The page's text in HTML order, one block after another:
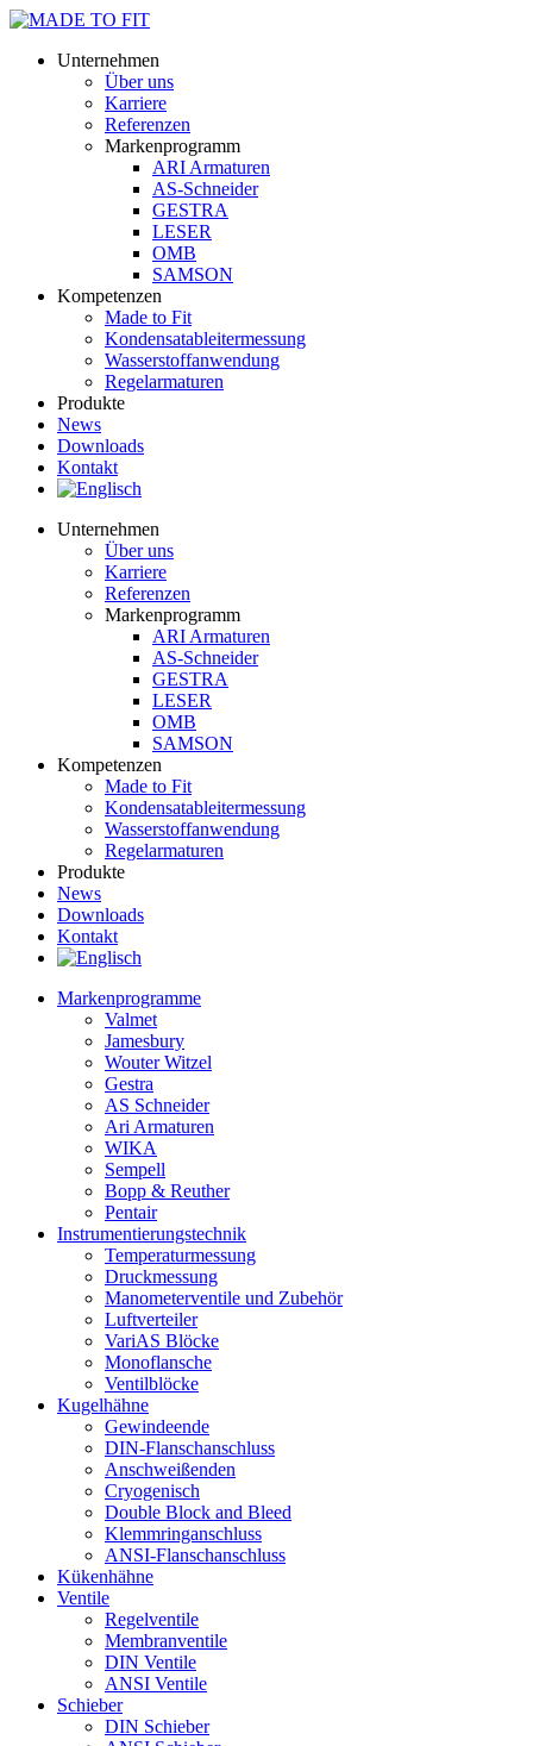
Unternehmen
Über uns
Karriere
Referenzen
Markenprogramm
ARI Armaturen
AS-Schneider
GESTRA
LESER
OMB
SAMSON
Kompetenzen
Made to Fit
Kondensat­ableiter­messung
Wasserstoff­anwendung
Regel­arma­turen
Produkte
News
Downloads
Kontakt
Unternehmen
Über uns
Karriere
Referenzen
Markenprogramm
ARI Armaturen
AS-Schneider
GESTRA
LESER
OMB
SAMSON
Kompetenzen
Made to Fit
Kondensat­ableiter­messung
Wasserstoff­anwendung
Regel­arma­turen
Produkte
News
Downloads
Kontakt
Markenprogramme
Valmet
Jamesbury
Wouter Witzel
Gestra
AS Schneider
Ari Armaturen
WIKA
Sempell
Bopp & Reuther
Pentair
Instrumentierungs­technik
Temperaturmessung
Druckmessung
Manometerventile und Zubehör
Luftverteiler
VariAS Blöcke
Monoflansche
Ventilblöcke
Kugelhähne
Gewindeende
DIN-Flanschanschluss
Anschweißenden
Cryogenisch
Double Block and Bleed
Klemmringanschluss
ANSI-Flanschanschluss
Kükenhähne
Ventile
Regelventile
Membranventile
DIN Ventile
ANSI Ventile
Schieber
DIN Schieber